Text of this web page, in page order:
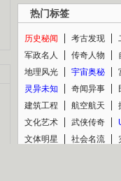
热门标签
历史秘闻 考古发现
军政名人
传奇人物
地理风光
宇宙奥秘
灵异未知
奇闻异事
建筑工程
航空航天
文化艺术
武侠传奇
文体明星
社会名流